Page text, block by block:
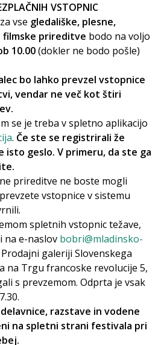
VSTOPNIC
vse gledališke, plesne,
filmske prireditve bodo na voljo
10.00(dokler ne bodo pošle)
bo lahko prevzel vstopnice
vendar ne več kot štiri
se je treba v spletno aplikacijo
. Če ste se registrirali že
isto geslo. V primeru, da ste ga
prireditve ne boste mogli
vstopnice v sistemu
spletnih vstopnic težave,
na e-naslov bobri@mladinsko-
galeriji Slovenskega
na Trgu francoske revolucije 5,
s prevzemom. Odprta je vsak
razstave in vodene
na spletni strani festivala pri